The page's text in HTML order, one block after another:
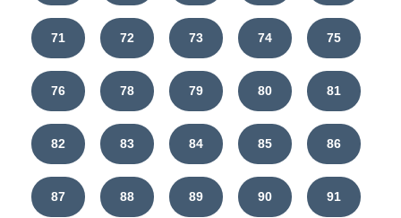
71 72 73 74 75
76 78 79 80 81
82 83 84 85 86
87 88 89 90 91